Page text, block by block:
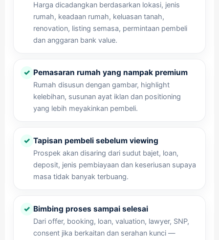
Harga dicadangkan berdasarkan lokasi, jenis
rumah, keadaan rumah, keluasan tanah,
renovation, listing semasa, permintaan pembeli
dan anggaran bank value.
✓ Pemasaran rumah yang nampak premium
Rumah disusun dengan gambar, highlight
kelebihan, susunan ayat iklan dan positioning
yang lebih meyakinkan pembeli.
✓ Tapisan pembeli sebelum viewing
Prospek akan disaring dari sudut bajet, loan,
deposit, jenis pembiayaan dan keseriusan supaya
masa tidak banyak terbuang.
✓ Bimbing proses sampai selesai
Dari offer, booking, loan, valuation, lawyer, SNP,
consent jika berkaitan dan serahan kunci —